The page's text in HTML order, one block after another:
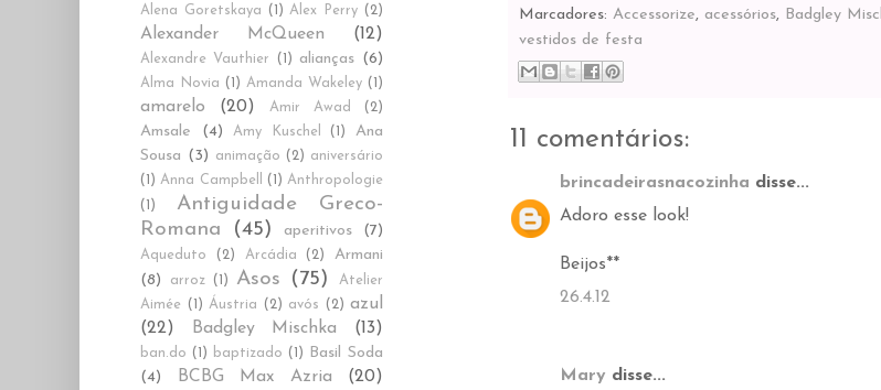
Marcadores: Accessorize, acessórios, Badgley
vestidos de festa
11 comentários:
brincadeirasnacozinha disse...
Adoro esse look!
Beijos**
26.4.12
Mary disse...
Alena Goretskaya (1) Alex Perry (2)
Alexander McQueen (12)
Alexandre Vauthier (1) alianças (6)
Alma Novia (1) Amanda Wakeley (1)
amarelo (20) Amir Awad (2)
Amsale (4) Amy Kuschel (1)
Ana
Sousa (3) animação (2) aniversário
(1) Anna Campbell (1) Anthropologie
(1)
Antiguidade Greco-
Romana
(45) aperitivos (7)
Aqueduto (2) Arcádia (2)
Armani
(8)
arroz (1) Asos (75)
Atelier
Aimée
(1) Áustria (2) avós (2) azul
(22)
Badgley Mischka (13)
ban.do (1) baptizado (1)
Basil Soda
(4)
BCBG Max Azria
(20)